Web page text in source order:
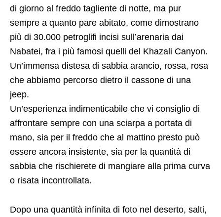
di giorno al freddo tagliente di notte, ma pur
sempre a quanto pare abitato, come dimostrano
più di 30.000 petroglifi incisi sull’arenaria dai
Nabatei, fra i più famosi quelli del Khazali Canyon.
Un’immensa distesa di sabbia arancio, rossa, rosa
che abbiamo percorso dietro il cassone di una
jeep.
Un’esperienza indimenticabile che vi consiglio di
affrontare sempre con una sciarpa a portata di
mano, sia per il freddo che al mattino presto può
essere ancora insistente, sia per la quantità di
sabbia che rischierete di mangiare alla prima curva
o risata incontrollata.
Dopo una quantità infinita di foto nel deserto, salti,